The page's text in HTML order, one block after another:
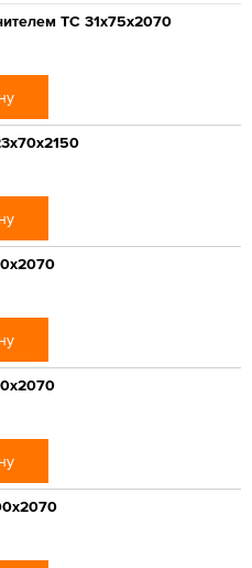
ТС 31x75x2070